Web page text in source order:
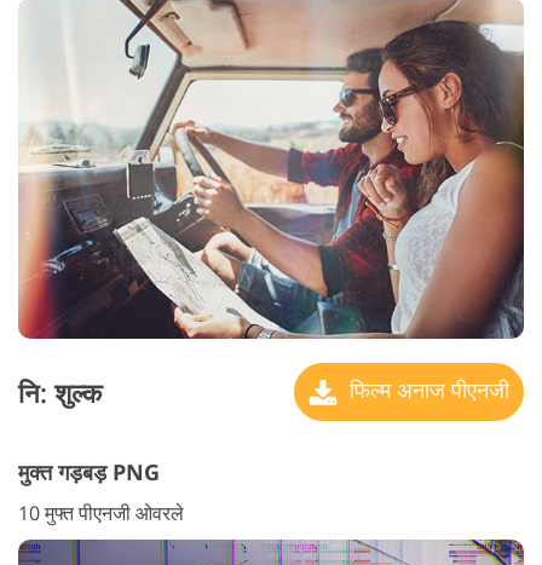
नि: शुल्क फिल्म अनाज पीएनजी
मुक्त गड़बड़ PNG
10 मुफ्त पीएनजी ओवरले